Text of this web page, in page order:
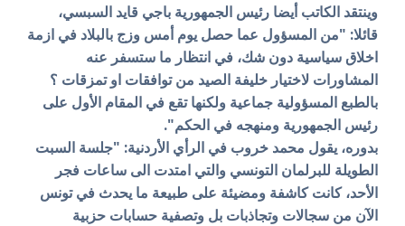
وينتقد الكاتب أيضا رئيس الجمهورية باجي قايد السبسي،
قائلا: "من المسؤول عما حصل يوم أمس وزج بالبلاد في ازمة
اخلاق سياسية دون شك، في انتظار ما ستسفر عنه
المشاورات لاختيار خليفة الصيد من توافقات او تمزقات ؟
بالطبع المسؤولية جماعية ولكنها تقع في المقام الأول على
رئيس الجمهورية ومنهجه في الحكم".
بدوره، يقول محمد خروب في الرأي الأردنية: "جلسة السبت
الطويلة للبرلمان التونسي والتي امتدت الى ساعات فجر
الأحد، كانت كاشفة ومضيئة على طبيعة ما يحدث في تونس
الآن من سجالات وتجاذبات بل وتصفية حسابات حزبية